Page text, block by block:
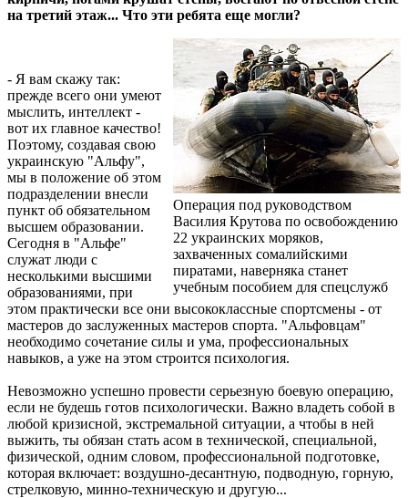
на третий этаж... Что эти ребята еще могли?
Операция под руководством
Василия Крутова по освобождению
22 украинских моряков,
захваченных сомалийскими
пиратами, наверняка станет
учебным пособием для спецслужб
- Я вам скажу так:
прежде всего они умеют
мыслить, интеллект -
вот их главное качество!
Поэтому, создавая свою
украинскую "Альфу",
мы в положение об этом
подразделении внесли
пункт об обязательном
высшем образовании.
Сегодня в "Альфе"
служат люди с
несколькими высшими
образованиями, при
этом практически все они высококлассные спортсмены - от
мастеров до заслуженных мастеров спорта. "Альфовцам"
необходимо сочетание силы и ума, профессиональных
навыков, а уже на этом строится психология.
Невозможно успешно провести серьезную боевую операцию,
если не будешь готов психологически. Важно владеть собой в
любой кризисной, экстремальной ситуации, а чтобы в ней
выжить, ты обязан стать асом в технической, специальной,
физической, одним словом, профессиональной подготовке,
которая включает: воздушно-десантную, подводную, горную,
стрелковую, минно-техническую и другую...